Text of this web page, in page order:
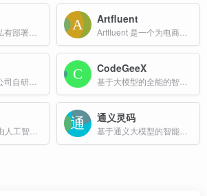
Artfluent
CodeGeeX
通义灵码